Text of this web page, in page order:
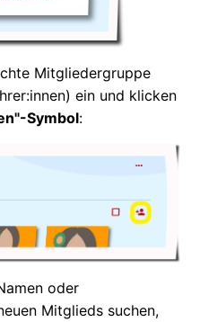
Mitgliedergruppe
ein und klicken
Symbol:
oder
Mitglieds suchen,